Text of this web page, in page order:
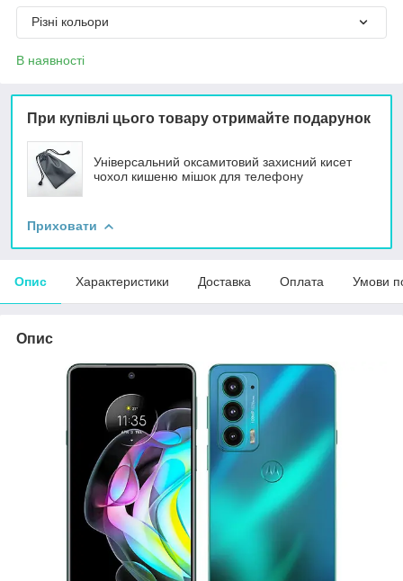
Різні кольори
В наявності
При купівлі цього товару отримайте подарунок
Універсальний оксамитовий захисний кисет
чохол кишеню мішок для телефону
Приховати
Опис Характеристики Доставка Оплата Умови
Опис